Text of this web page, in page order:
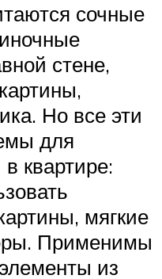
сочные
стене,
Но все эти
для
квартире:
мягкие
Применимы
из